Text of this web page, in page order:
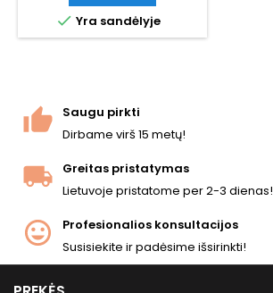
 Yra sandėlyje
Saugu pirkti
Dirbame virš 15 metų!
Greitas pristatymas
Lietuvoje pristatome per 2-3 dienas!
Profesionalios konsultacijos
Susisiekite ir padėsime išsirinkti!